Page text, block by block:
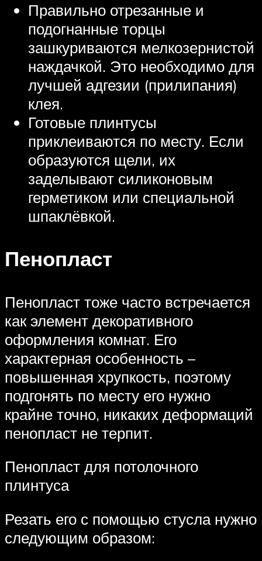
Правильно отрезанные и
подогнанные торцы
зашкуриваются мелкозернистой
наждачкой. Это необходимо для
лучшей адгезии (прилипания)
клея.
Готовые плинтусы
приклеиваются по месту. Если
образуются щели, их
заделывают силиконовым
герметиком или специальной
шпаклёвкой.
Пенопласт
Пенопласт тоже часто встречается
как элемент декоративного
оформления комнат. Его
характерная особенность –
повышенная хрупкость, поэтому
подгонять по месту его нужно
крайне точно, никаких деформаций
пенопласт не терпит.
Пенопласт для потолочного
плинтуса
Резать его с помощью стусла нужно
следующим образом: